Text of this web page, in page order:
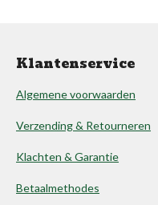
Klantenservice
Algemene voorwaarden
Verzending & Retourneren
Klachten & Garantie
Betaalmethodes